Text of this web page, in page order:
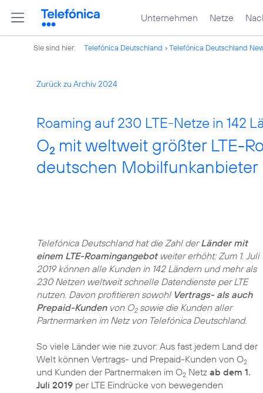
Unternehmen Netze
Sie sind hier: Telefónica Deutschland Telefónica Deutschland
Zurück zu Archiv 2024
Roaming auf 230 LTE-Netze in 142
O2 mit weltweit größter LTE-
deutschen Mobilfunkanbieter
Telefónica Deutschland hat die Zahl derLänder mit
einem LTE-Roamingangebotweiter erhöht: Zum 1. Juli
2019 können alle Kunden in 142 Ländern und mehr als
230 Netzen weltweit schnelle Datendienste per LTE
nutzen. Davon profitieren sowohl Vertrags- als auch
Prepaid-Kundenvon O2sowie die Kunden aller
Partnermarken im Netz von Telefónica Deutschland.
So viele Länder wie nie zuvor: Aus fast jedem Land der
Welt können Vertrags- und Prepaid-Kunden von O2
und Kunden der Partnermaken im O2 Netz ab dem 1.
Juli 2019 per LTE Eindrücke von bewegenden